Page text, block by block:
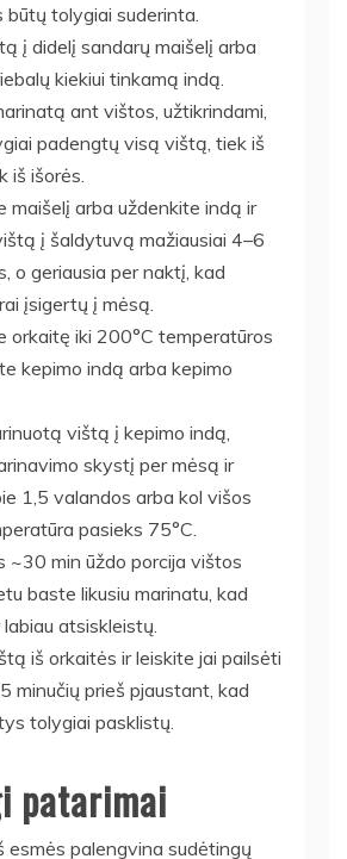
būtų tolygiai suderinta.
į didelį sandarų maišelį arba
kiekiui tinkamą indą.
ant vištos, užtikrindami,
padengtų visą vištą, tiek iš
iš išorės.
maišelį arba uždenkite indą ir
į šaldytuvą mažiausiai 4–6
o geriausia per naktį, kad
įsigertų į mėsą.
orkaitę iki 200°C temperatūros
kepimo indą arba kepimo
vištą į kepimo indą,
skystį per mėsą ir
1,5 valandos arba kol višos
pasieks 75°C.
~30 min ūždo porcija vištos
baste likusiu marinatu, kad
atsiskleistų.
iš orkaitės ir leiskite jai pailsėti
minučių prieš pjaustant, kad
tolygiai pasklistų.
patarimai
esmės palengvina sudėtingų